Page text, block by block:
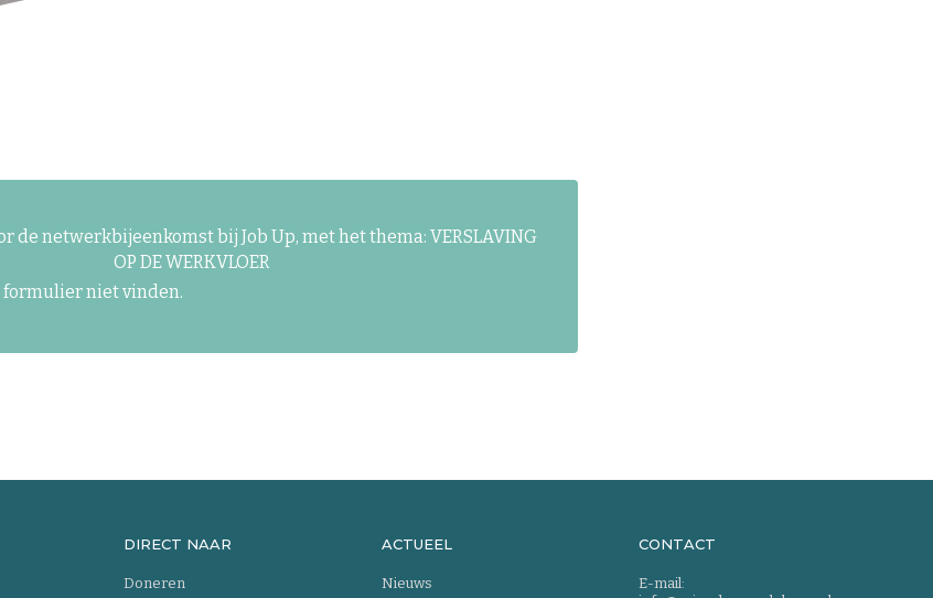
de netwerkbijeenkomst bij Job Up, met het thema: VERSLAVING
OP DE WERKVLOER
formulier niet vinden.
DIRECT NAAR
Doneren
ACTUEEL
Nieuws
CONTACT
E-mail: